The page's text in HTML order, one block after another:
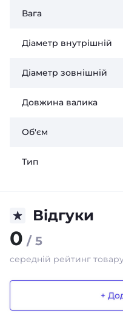
Вага
Діаметр внутрішній
Діаметр зовнішній
Довжина валика
Об'єм
Тип
Відгуки
0 / 5
середній рейтинг
+